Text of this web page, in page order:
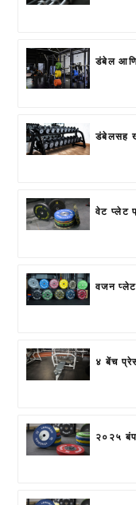
डंबेल
डंबेलसह
वेट प्लेट
वजन प्लेट
४ बेंच
२०२५